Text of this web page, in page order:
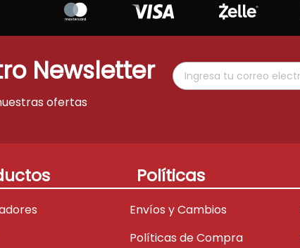
Newsletter
ofertas
Políticas
Envíos y Cambios
Políticas de Compra